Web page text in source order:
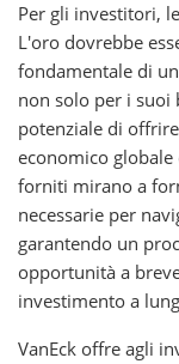
Per gli investitori,
L'oro dovrebbe
fondamentale di
non solo per i suoi
potenziale di
economico
forniti mirano a
necessarie per
garantendo un
opportunità a
investimento a
VanEck offre agli